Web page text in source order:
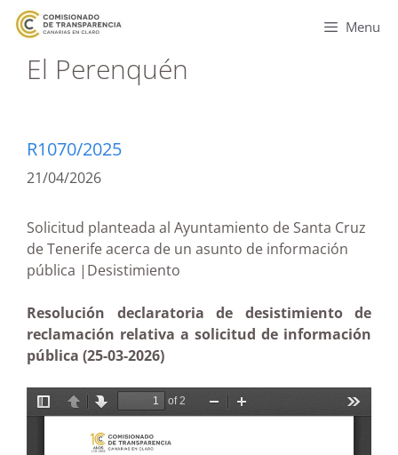
Menu
El Perenquén
R1070/2025
21/04/2026
Solicitud planteada al Ayuntamiento de Santa Cruz
de Tenerife acerca de un asunto de información
pública |Desistimiento
Resolución declaratoria de desistimiento de
reclamación relativa a solicitud de información
pública (25-03-2026)